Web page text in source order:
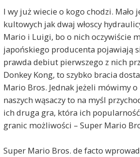
I wy już wiecie o kogo chodzi. Mało
kultowych jak dwaj włoscy
Mario i Luigi, bo o nich oczywiście
japońskiego producenta pojawiają
prawda debiut pierwszego z nich
Donkey Kong, to szybko bracia
Mario Bros. Jednak jeżeli mówimy
naszych wąsaczy to na myśl
ich druga gra, która ich
granic możliwości – Super Mario
Super Mario Bros. de facto